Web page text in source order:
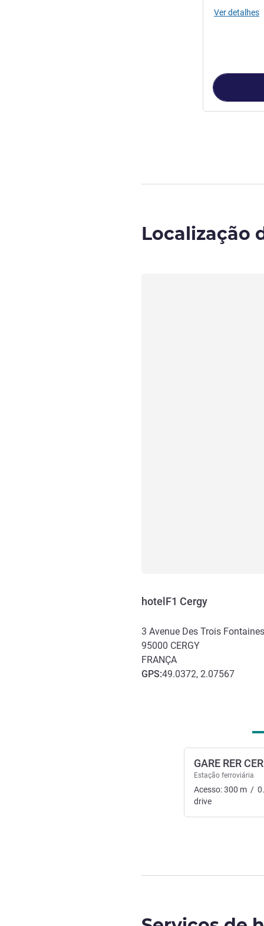
Ver detalhes
Localização
hotelF1 Cergy
3 Avenue Des Trois Fontaines
95000 CERGY
FRANÇA
GPS:49.0372, 2.07567
GARE RER
Estação ferroviária
Acesso:300 m /
drive